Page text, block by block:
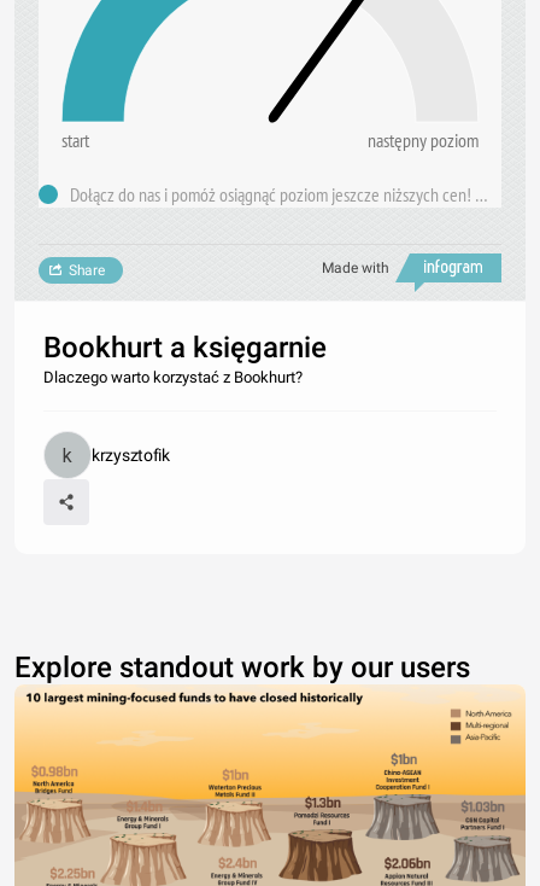
start następny poziom
Dołącz do nas i pomóż osiągnąć poziom jeszcze niższych cen! To zależy od Ciebie!
Made with
Share
Bookhurt a księgarnie
Dlaczego warto korzystać z Bookhurt?
krzysztofik
Explore standout work by our users